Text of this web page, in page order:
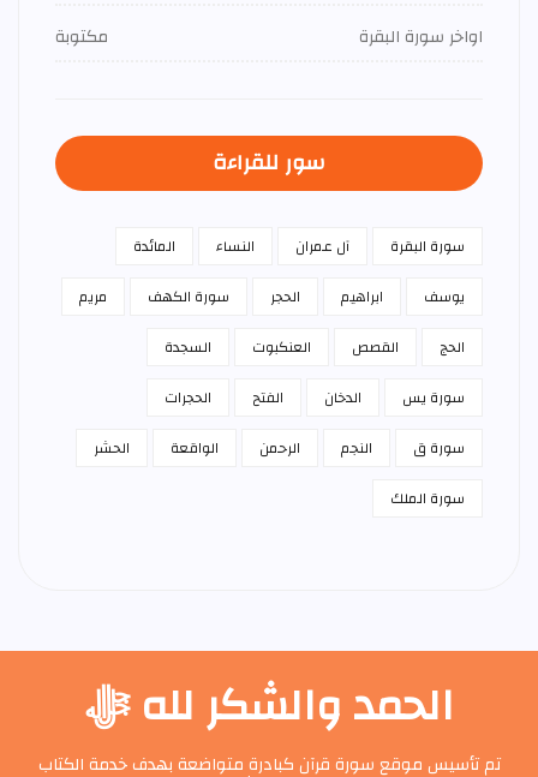
اواخر سورة البقرة
مكتوبة
سور للقراءة
سورة البقرة آل عمران النساء
المائدة
يوسف
ابراهيم الحجر سورة الكهف
مريم
الحج
القصص العنكبوت
السجدة
سورة يس
الدخان الفتح
الحجرات
سورة ق
النجم الرحمن الواقعة
الحشر
سورة الملك
الحمد والشكر لله ﷻ
تم تأسيس موقع سورة قرآن كبادرة متواضعة بهدف خدمة الكتاب